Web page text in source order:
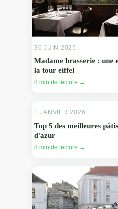
30 JUIN 2025
Madame brasserie : une
la tour eiffel
8 min de lecture →
1 JANVIER 2026
Top 5 des meilleures
d'azur
8 min de lecture →